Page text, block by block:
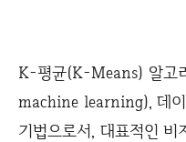
K-평균(K-Means) 알고
machine learning), 데
기법으로서, 대표적인 비